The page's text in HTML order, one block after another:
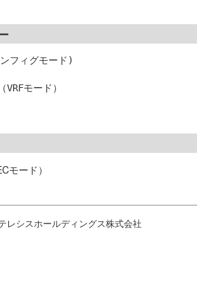
フィグモード)
モード）
レシスホールディングス株式会社